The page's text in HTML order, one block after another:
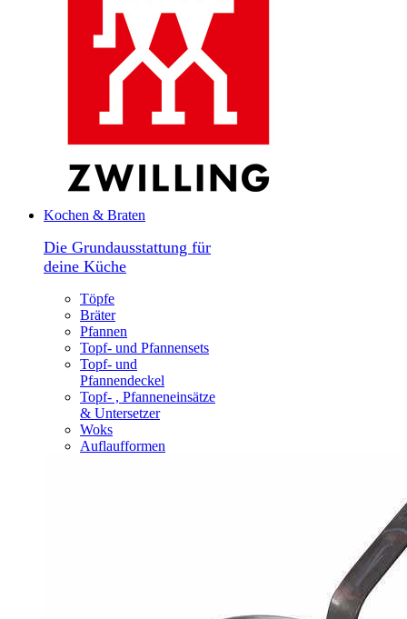
Kochen & Braten
Die Grundausstattung für
deine Küche
Töpfe
Bräter
Pfannen
Topf- und Pfannensets
Topf- und
Pfannendeckel
Topf- , Pfanneneinsätze
& Untersetzer
Woks
Auflaufformen